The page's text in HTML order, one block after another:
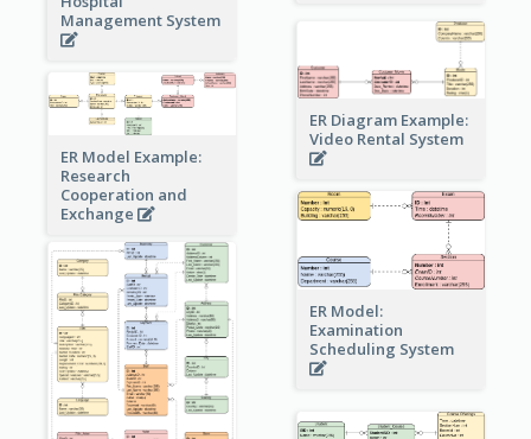
Management System
ER Diagram Example:
Video Rental System
ER Model Example:
Research
Cooperation and
Exchange
ER Model:
Examination
Scheduling System